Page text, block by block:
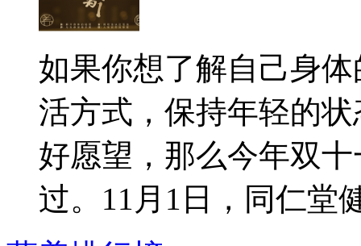
如果你想了解自己身
活方式，保持年轻的
好愿望，那么今年双
过。11月1日，同仁堂